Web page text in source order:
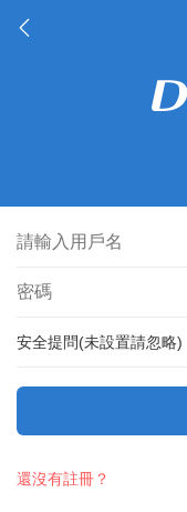
安全提問(未設置請忽略)
還沒有註冊？